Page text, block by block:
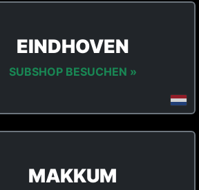
EINDHOVEN
SUBSHOP BESUCHEN »
MAKKUM